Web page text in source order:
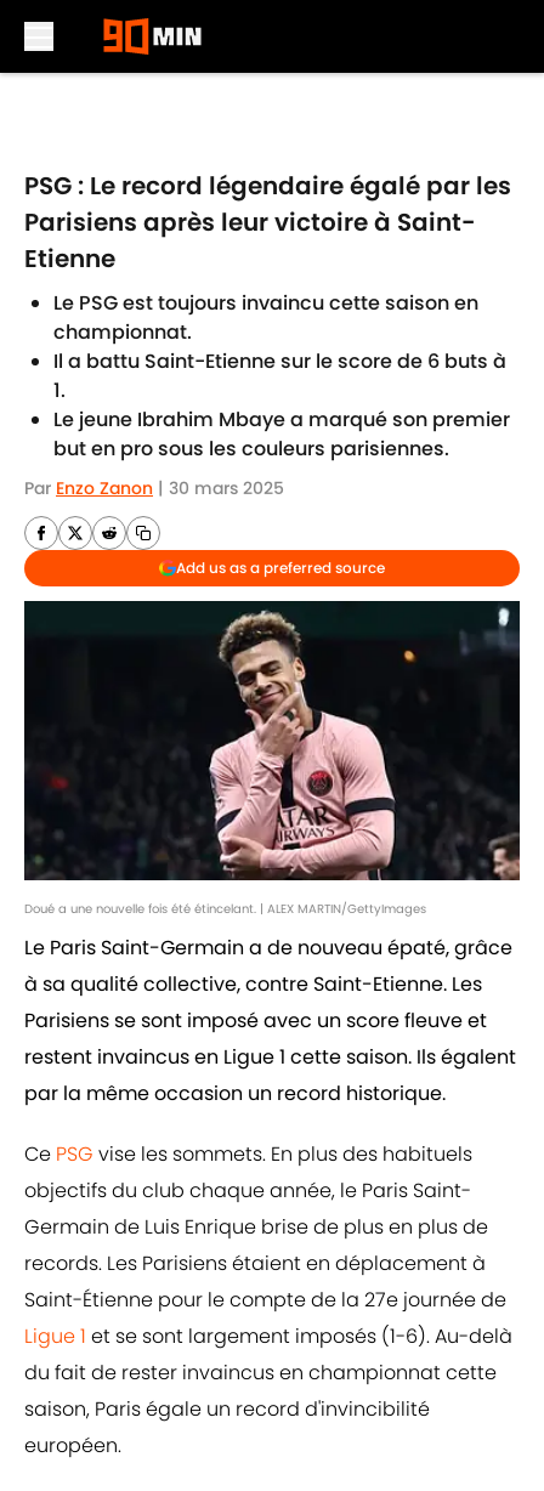
PSG : Le record légendaire égalé par les
Parisiens après leur victoire à Saint-
Etienne
Le PSG est toujours invaincu cette saison en
championnat.
Il a battu Saint-Etienne sur le score de 6 buts à
1.
Le jeune Ibrahim Mbaye a marqué son premier
but en pro sous les couleurs parisiennes.
Par Enzo Zanon | 30 mars 2025
Add us as a preferred source
Doué a une nouvelle fois été étincelant. | ALEX MARTIN/GettyImages
Le Paris Saint-Germain a de nouveau épaté, grâce
à sa qualité collective, contre Saint-Etienne. Les
Parisiens se sont imposé avec un score fleuve et
restent invaincus en Ligue 1 cette saison. Ils égalent
par la même occasion un record historique.
Ce PSG vise les sommets. En plus des habituels
objectifs du club chaque année, le Paris Saint-
Germain de Luis Enrique brise de plus en plus de
records. Les Parisiens étaient en déplacement à
Saint-Étienne pour le compte de la 27e journée de
Ligue 1 et se sont largement imposés (1-6). Au-delà
du fait de rester invaincus en championnat cette
saison, Paris égale un record d'invincibilité
européen.